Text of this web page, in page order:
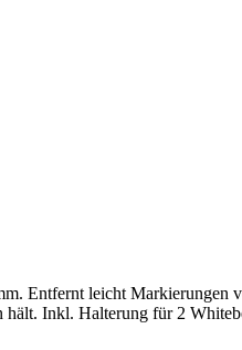
Entfernt leicht Markierungen
hält. Inkl. Halterung für 2